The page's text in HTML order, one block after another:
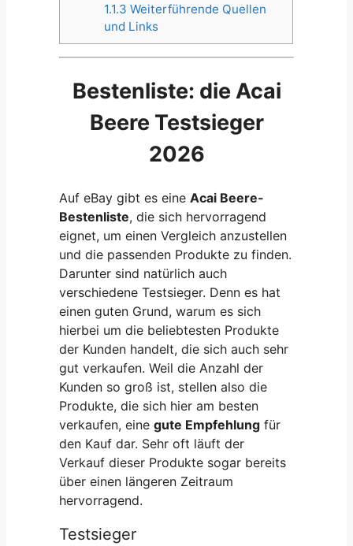
1.1.3 Weiterführende Quellen
und Links
Bestenliste: die Acai
Beere Testsieger
2026
Auf eBay gibt es eineAcai Beere-
Bestenliste, die sich hervorragend
eignet, um einen Vergleich anzustellen
und die passenden Produkte zu finden.
Darunter sind natürlich auch
verschiedene Testsieger. Denn es hat
einen guten Grund, warum es sich
hierbei um die beliebtesten Produkte
der Kunden handelt, die sich auch sehr
gut verkaufen. Weil die Anzahl der
Kunden so groß ist, stellen also die
Produkte, die sich hier am besten
verkaufen, einegute Empfehlung für
den Kauf dar. Sehr oft läuft der
Verkauf dieser Produkte sogar bereits
über einen längeren Zeitraum
hervorragend.
Testsieger